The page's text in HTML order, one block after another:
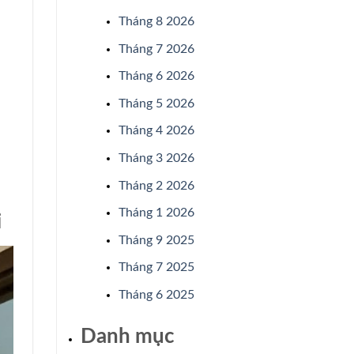
Tháng 8 2026
Tháng 7 2026
Tháng 6 2026
Tháng 5 2026
Tháng 4 2026
Tháng 3 2026
Tháng 2 2026
Tháng 1 2026
Tháng 9 2025
Tháng 7 2025
Tháng 6 2025
Danh mục